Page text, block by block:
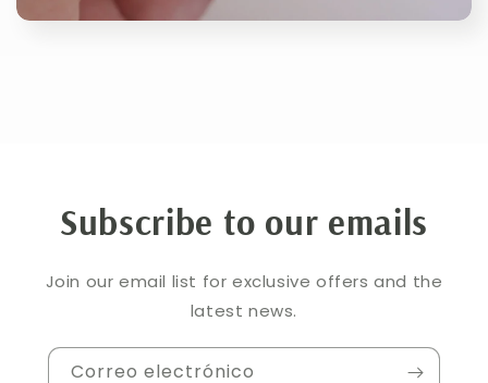
Subscribe to our emails
Join our email list for exclusive offers and the
latest news.
Correo electrónico